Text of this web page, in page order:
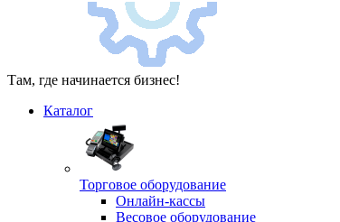
Там, где начинается бизнес!
Каталог
Торговое оборудование
Онлайн-кассы
Весовое оборудование